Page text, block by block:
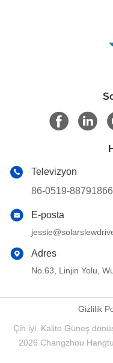
Televizyon
86-0519-88791866
E-posta
Adres
No.63, Linjin Yolu,
Gizlilik
Çin iyi. Kalite Güneş
2026 Changzhou